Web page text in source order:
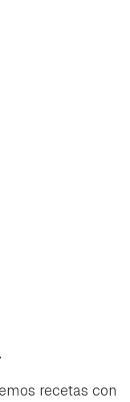
recetas con